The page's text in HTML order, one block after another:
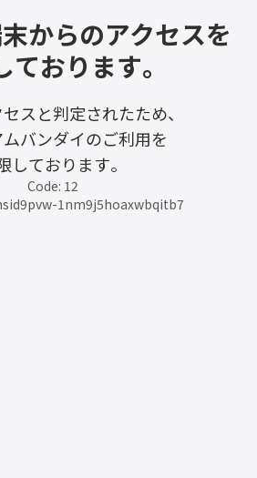
からのアクセスを
ております。
スと判定されたため、
バンダイのご利用を
しております。
Code: 12
1nm9j5hoaxwbqitb7